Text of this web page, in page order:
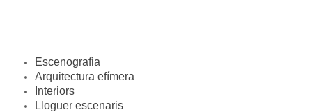
Escenografia
Arquitectura efímera
Interiors
Lloguer escenaris